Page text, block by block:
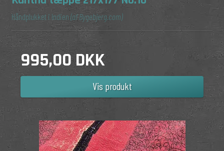
Håndplukket i Indien(af Bygebjerg.com)
995,00 DKK
Vis produkt